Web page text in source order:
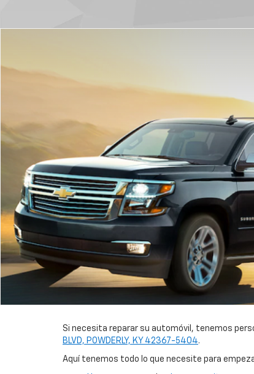
Si necesita reparar su automóvil, tenemos
BLVD, POWDERLY, KY 42367-5404.
Aquí tenemos todo lo que necesite para